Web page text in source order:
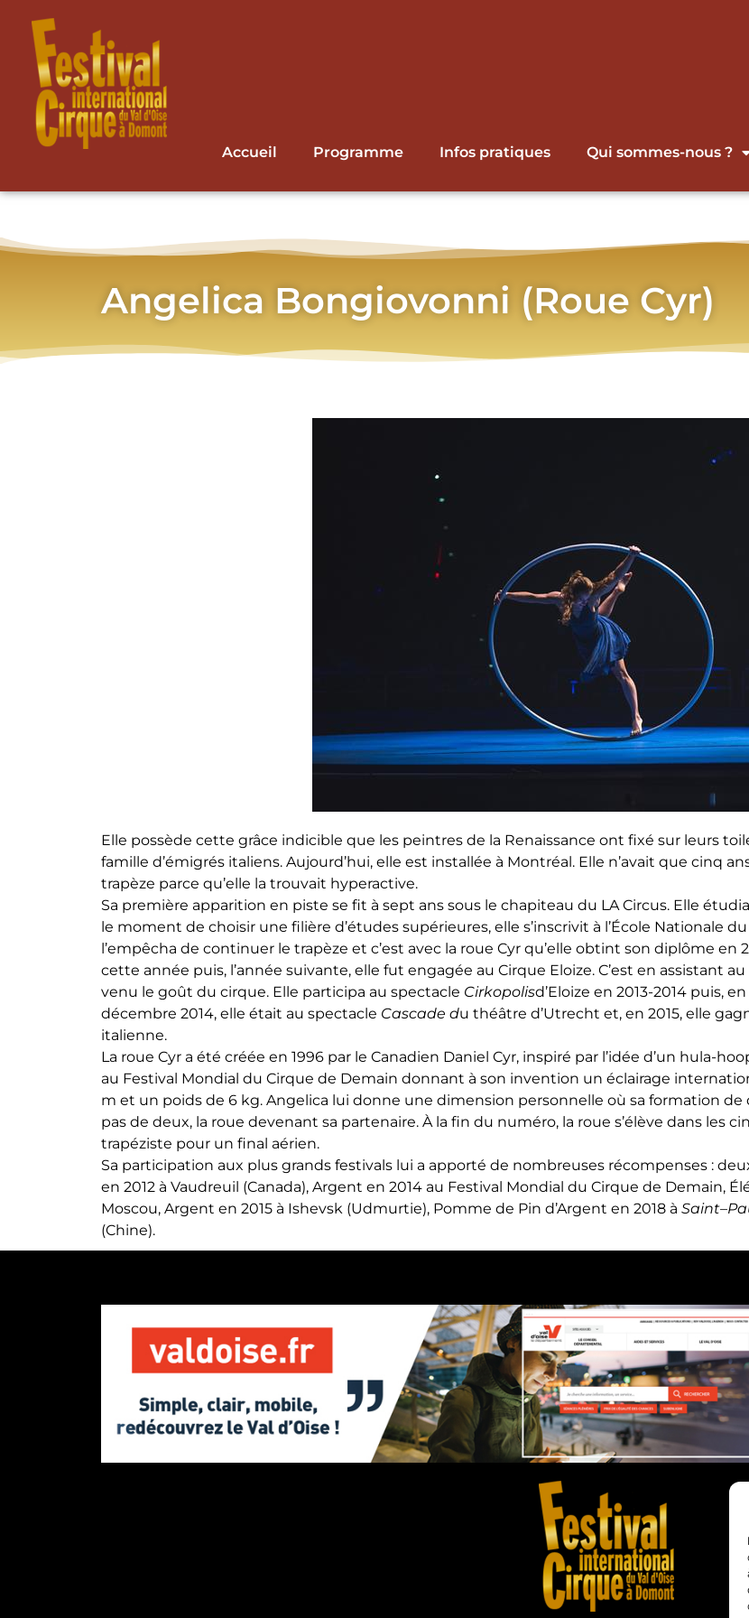
Accueil Programme Infos pratiques Qui sommes-nous ?
Angelica Bongiovonni (Roue Cyr)
Elle possède cette grâce indicible que les peintres de la Renaissance ont fixé sur leurs
famille d’émigrés italiens. Aujourd’hui, elle est installée à Montréal. Elle n’avait que cinq
trapèze parce qu’elle la trouvait hyperactive.
Sa première apparition en piste se fit à sept ans sous le chapiteau du LA Circus. Elle
le moment de choisir une filière d’études supérieures, elle s’inscrivit à l’École Nationale
l’empêcha de continuer le trapèze et c’est avec la roue Cyr qu’elle obtint son diplôme en
cette année puis, l’année suivante, elle fut engagée au Cirque Eloize. C’est en assistant
venu le goût du cirque. Elle participa au spectacle Cirkopolisd’Eloize en 2013-2014 puis,
décembre 2014, elle était au spectacle Cascade du théâtre d’Utrecht et, en 2015, elle
italienne.
La roue Cyr a été créée en 1996 par le Canadien Daniel Cyr, inspiré par l’idée d’un hula-
au Festival Mondial du Cirque de Demain donnant à son invention un éclairage
m et un poids de 6 kg. Angelica lui donne une dimension personnelle où sa formation
pas de deux, la roue devenant sa partenaire. À la fin du numéro, la roue s’élève dans les
trapéziste pour un final aérien.
Sa participation aux plus grands festivals lui a apporté de nombreuses récompenses :
en 2012 à Vaudreuil (Canada), Argent en 2014 au Festival Mondial du Cirque de Demain,
Moscou, Argent en 2015 à Ishevsk (Udmurtie), Pomme de Pin d’Argent en 2018 à Saint–
(Chine).